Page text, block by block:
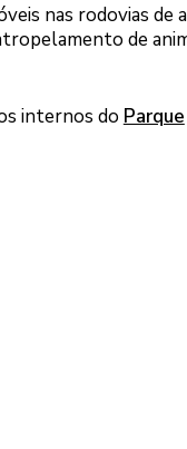
nas rodovias de
de
internos do Parque